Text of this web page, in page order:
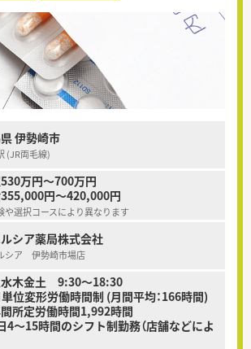
伊勢崎市
(JR両毛線)
万円～700万円
円～420,000円
選択コースにより異なります
シア薬局株式会社
シア 伊勢崎市場店
水木金土 9:30～18:30
位変形労働時間制 (月間平均：166時間)
所定労働時間1,992時間
4～15時間のシフト制勤務（店舗などによ